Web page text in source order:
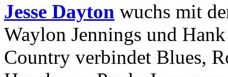
Jesse Dayton wuchs mit
Waylon Jennings und
Country verbindet Blues,